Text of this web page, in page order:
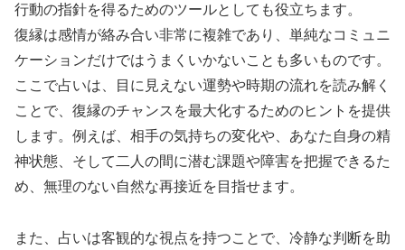
行動の指針を得るためのツールとしても役立ちます。
復縁は感情が絡み合い非常に複雑であり、単純なコミュニ
ケーションだけではうまくいかないことも多いものです。
ここで占いは、目に見えない運勢や時期の流れを読み解く
ことで、復縁のチャンスを最大化するためのヒントを提供
します。例えば、相手の気持ちの変化や、あなた自身の精
神状態、そして二人の間に潜む課題や障害を把握できるた
め、無理のない自然な再接近を目指せます。
また、占いは客観的な視点を持つことで、冷静な判断を助